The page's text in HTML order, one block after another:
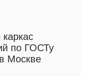
по ГОСТу
Москве